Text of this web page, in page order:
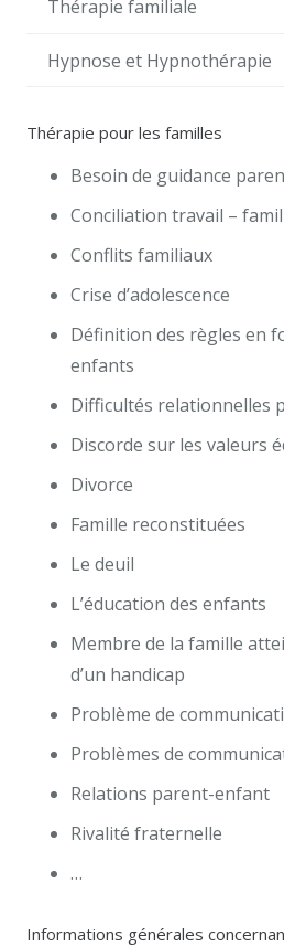
Thérapie familiale
Hypnose et Hypnothérapie
Thérapie pour les familles
Besoin de guidance
Conciliation travail –
Conflits familiaux
Crise d’adolescence
Définition des règles en
enfants
Difficultés relationnelles
Discorde sur les valeurs
Divorce
Famille reconstituées
Le deuil
L’éducation des enfants
Membre de la famille
d’un handicap
Problème de
Problèmes de
Relations parent-enfant
Rivalité fraternelle
…
Informations générales